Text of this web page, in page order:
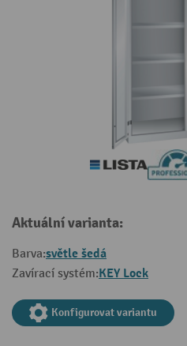
Aktuální varianta:
Barva:světle šedá
Zavírací systém:KEY Lock
Konfigurovat variantu